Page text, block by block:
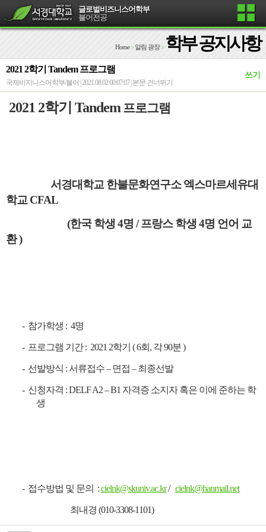
글로벌비즈니스어학부
불어전공
Home> 알림 광장> 학부 공지사항
2021 2학기 Tandem 프로그램
쓰기
국제비지니스어학부/불어 | 2021.08.02 00:07:07 | 본문 건너뛰기
2021 2학기 Tandem 프로그램
서경대학교 한불문화연구소 엑스마르세유대
학교 CFAL
(한국 학생 4명 /프랑스 학생 4명 언어 교
환)
- 참가학생 : 4명
- 프로그램 기간: 2021 2학기 ( 6회 , 각90분)
- 선발방식 :서류접수– 면접 –최종선발
- 신청자격 : DELF A2 – B1 자격증 소지자 혹은 이에 준하는 학
생
- 접수방법 및 문의 :cielnk@skuniv.ac.kr/ cielnk@hanmail.net
최내경 (010-3308-1101)